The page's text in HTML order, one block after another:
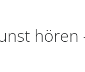
hören